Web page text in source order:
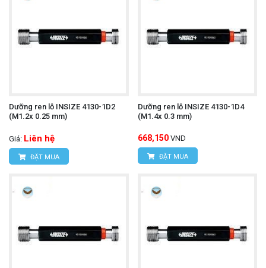
Dưỡng ren lỗ INSIZE 4130-1D2
(M1.2x 0.25 mm)
Giá: Liên hệ
ĐẶT MUA
Dưỡng ren lỗ INSIZE 4130-1D4
(M1.4x 0.3 mm)
668,150 VND
ĐẶT MUA